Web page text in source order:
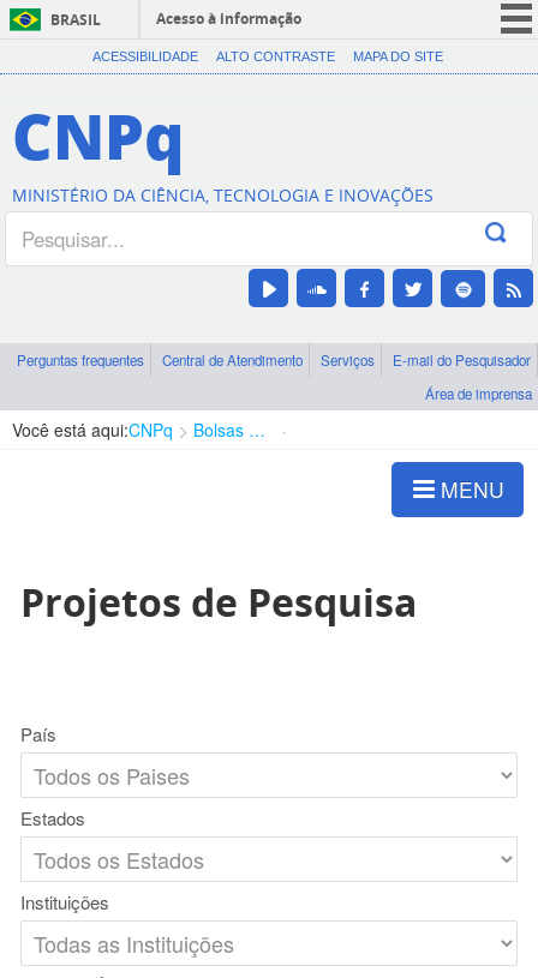
BRASIL
Acesso à informação
CORONAVÍRUS (COVID-19)
Canais
ACESSIBILIDADE ALTO CONTRASTE MAPA DO SITE
CNPq
MINISTÉRIO DA CIÊNCIA, TECNOLOGIA E INOVAÇÕES
Perguntas frequentes Central de Atendimento Serviços
E-mail do Pesquisador
Área de imprensa
Você está aqui:CNPq Bolsas e Auxílios Vigentes
MENU
Projetos de Pesquisa
País
Estados
Instituições